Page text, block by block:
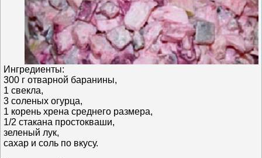
Ингредиенты:
300 г отварной баранины,
1 свекла,
3 соленых огурца,
1 корень хрена среднего размера,
1/2 стакана простокваши,
зеленый лук,
сахар и соль по вкусу.